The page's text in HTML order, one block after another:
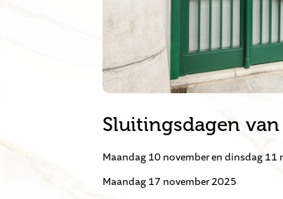
Sluitingsdagen
Maandag 10 november en dinsdag 11
Maandag 17 november 2025